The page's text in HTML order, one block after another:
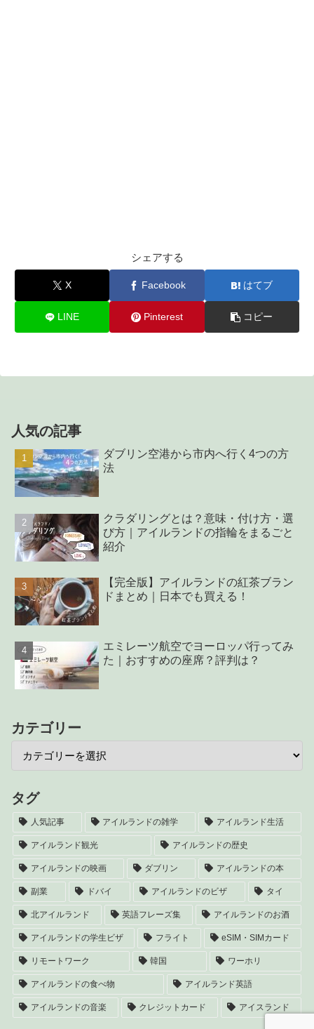
シェアする
X Facebook はてブ
LINE Pinterest コピー
人気の記事
ダブリン空港から市内へ行く4つの方
法
クラダリングとは？意味・付け方・選
び方｜アイルランドの指輪をまるごと
紹介
【完全版】アイルランドの紅茶ブラン
ドまとめ｜日本でも買える！
エミレーツ航空でヨーロッパ行ってみ
た｜おすすめの座席？評判は？
カテゴリー
タグ
人気記事 アイルランドの雑学 アイルランド生活
アイルランド観光 アイルランドの歴史
アイルランドの映画 ダブリン アイルランドの本
副業 ドバイ アイルランドのビザ タイ
北アイルランド 英語フレーズ集 アイルランドのお酒
アイルランドの学生ビザ フライト eSIM・SIMカード
リモートワーク 韓国 ワーホリ
アイルランドの食べ物 アイルランド英語
アイルランドの音楽 クレジットカード アイスランド